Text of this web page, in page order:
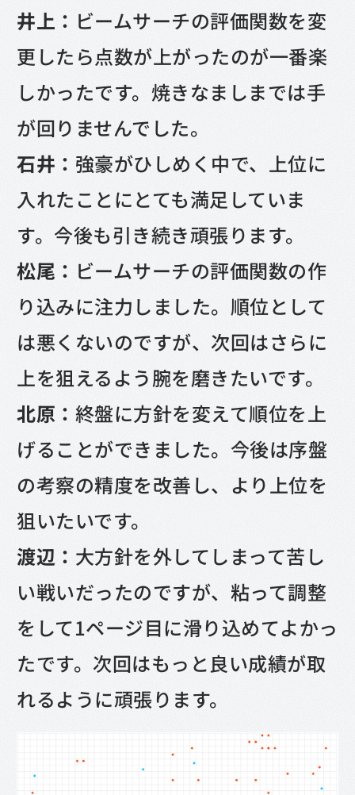
井上： ビームサーチの評価関数を変
更したら点数が上がったのが一番楽
しかったです。焼きなましまでは手
が回りませんでした。
石井： 強豪がひしめく中で、上位に
入れたことにとても満足していま
す。今後も引き続き頑張ります。
松尾： ビームサーチの評価関数の作
り込みに注力しました。順位として
は悪くないのですが、次回はさらに
上を狙えるよう腕を磨きたいです。
北原： 終盤に方針を変えて順位を上
げることができました。今後は序盤
の考察の精度を改善し、より上位を
狙いたいです。
渡辺： 大方針を外してしまって苦し
い戦いだったのですが、粘って調整
をして1ページ目に滑り込めてよかっ
たです。次回はもっと良い成績が取
れるように頑張ります。